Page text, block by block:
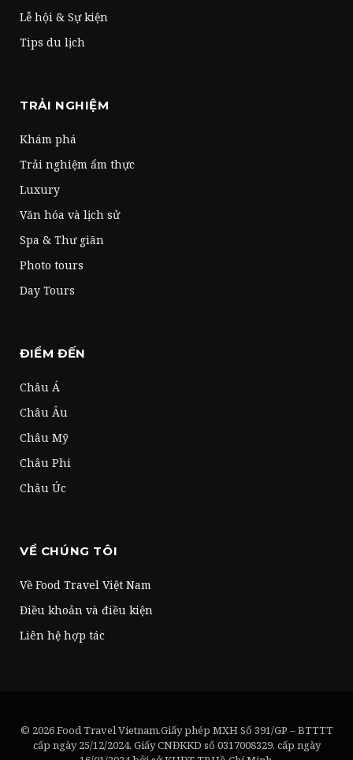
Lễ hội & Sự kiện
Tips du lịch
TRẢI NGHIỆM
Khám phá
Trải nghiệm ẩm thực
Luxury
Văn hóa và lịch sử
Spa & Thư giãn
Photo tours
Day Tours
ĐIỂM ĐẾN
Châu Á
Châu Âu
Châu Mỹ
Châu Phi
Châu Úc
VỀ CHÚNG TÔI
Về Food Travel Việt Nam
Điều khoản và điều kiện
Liên hệ hợp tác
© 2026 Food Travel Vietnam.Giấy phép MXH Số 391/GP – BTTTT
cấp ngày 25/12/2024. Giấy CNĐKKD số 0317008329, cấp ngày